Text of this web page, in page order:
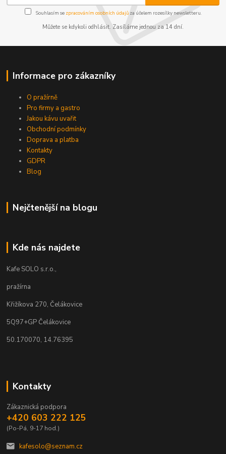
Souhlasím se zpracováním osobních údajůza účelem rozesílky newsletteru.
Můžete se kdykoli odhlásit. Zasíláme jednou za 14 dní.
Informace pro zákazníky
O pražírně
Pro firmy a gastro
Jakou kávu uvařit
Obchodní podmínky
Doprava a platba
Kontakty
GDPR
Blog
Nejčtenější na blogu
Kde nás najdete
Kafe SOLO s.r.o.,
pražírna
Křižíkova 270, Čelákovice
5Q97+GP Čelákovice
50.170070, 14.76395
Kontakty
Zákaznická podpora
+420 603 222 125
(Po-Pá, 9-17 hod.)
kafesolo@seznam.cz